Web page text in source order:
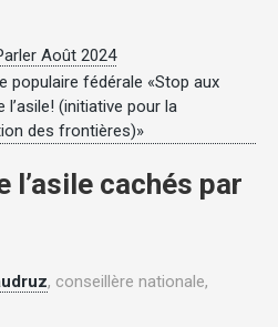
Août 2024
populaire fédérale «Stop aux
l’asile! (initiative pour la
des frontières)»
l’asile cachés par
, conseillère nationale,